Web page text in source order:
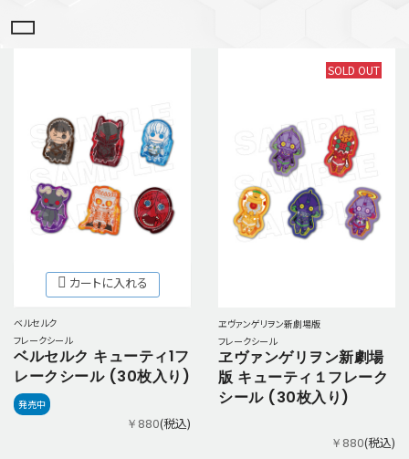
カートに入れる
ベルセルク
フレークシール
ベルセルク キューティ1フ
レークシール (30枚入り)
発売中
￥880(税込)
SOLD OUT
ヱヴァンゲリヲン新劇場版
フレークシール
ヱヴァンゲリヲン新劇場
版 キューティ１フレーク
シール (30枚入り)
￥880(税込)